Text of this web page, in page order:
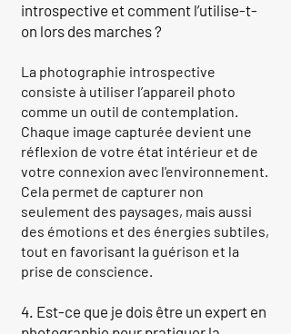
introspective et comment l’utilise-t-
on lors des marches ?
La photographie introspective
consiste à utiliser l’appareil photo
comme un outil de contemplation.
Chaque image capturée devient une
réflexion de votre état intérieur et de
votre connexion avec l'environnement.
Cela permet de capturer non
seulement des paysages, mais aussi
des émotions et des énergies subtiles,
tout en favorisant la guérison et la
prise de conscience.
4. Est-ce que je dois être un expert en